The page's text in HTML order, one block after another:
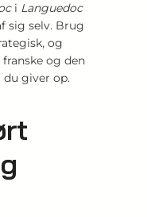
i Languedoc
sig selv. Brug
og
og den
du giver op.